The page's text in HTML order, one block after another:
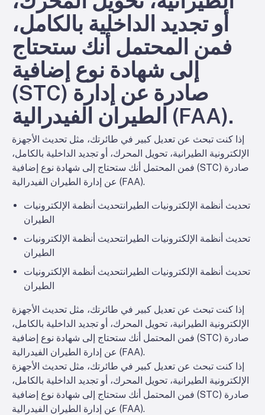
أو تجديد الداخلية بالكامل،
فمن المحتمل أنك ستحتاج
إلى شهادة نوع إضافية
(STC) صادرة عن إدارة
الطيران الفيدرالية (FAA).
إذا كنت تبحث عن تعديل كبير في طائرتك، مثل تحديث الأجهزة
الإلكترونية الطيرانية، تحويل المحرك، أو تجديد الداخلية بالكامل،
فمن المحتمل أنك ستحتاج إلى شهادة نوع إضافية (STC) صادرة
عن إدارة الطيران الفيدرالية (FAA).
تحديث أنظمة الإلكترونيات الطيرانتحديث أنظمة الإلكترونيات
الطيران
تحديث أنظمة الإلكترونيات الطيرانتحديث أنظمة الإلكترونيات
الطيران
تحديث أنظمة الإلكترونيات الطيرانتحديث أنظمة الإلكترونيات
الطيران
إذا كنت تبحث عن تعديل كبير في طائرتك، مثل تحديث الأجهزة
الإلكترونية الطيرانية، تحويل المحرك، أو تجديد الداخلية بالكامل،
فمن المحتمل أنك ستحتاج إلى شهادة نوع إضافية (STC) صادرة
عن إدارة الطيران الفيدرالية (FAA).
إذا كنت تبحث عن تعديل كبير في طائرتك، مثل تحديث الأجهزة
الإلكترونية الطيرانية، تحويل المحرك، أو تجديد الداخلية بالكامل،
فمن المحتمل أنك ستحتاج إلى شهادة نوع إضافية (STC) صادرة
عن إدارة الطيران الفيدرالية (FAA).